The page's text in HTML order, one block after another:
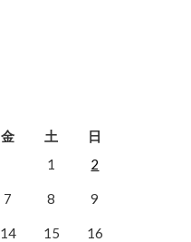
金 土
日
1
2
7 8 9
14 15 16